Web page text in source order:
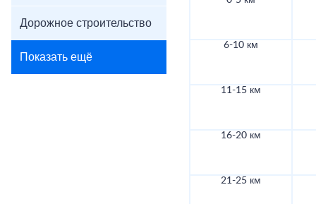
Дорожное строительство
Показать ещё
6-10 км
11-15 км
16-20 км
21-25 км